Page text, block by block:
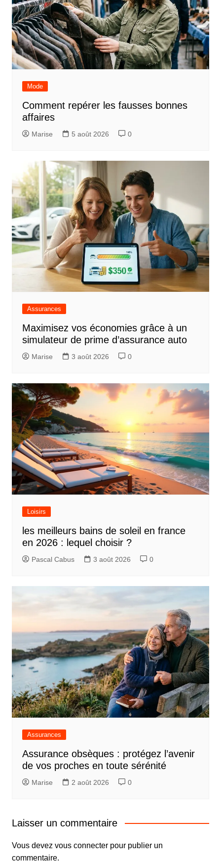
Mode
Comment repérer les fausses bonnes
affaires
Marise 5 août 2026 0
Assurances
Maximisez vos économies grâce à un
simulateur de prime d’assurance auto
Marise 3 août 2026 0
Loisirs
les meilleurs bains de soleil en france
en 2026 : lequel choisir ?
Pascal Cabus 3 août 2026 0
Assurances
Assurance obsèques : protégez l’avenir
de vos proches en toute sérénité
Marise 2 août 2026 0
Laisser un commentaire
Vous devez vous connecterpour publier un
commentaire.